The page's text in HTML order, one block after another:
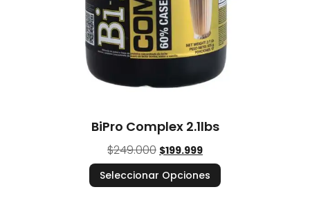
BiPro Complex 2.1lbs
$249.000 $199.999
Seleccionar Opciones